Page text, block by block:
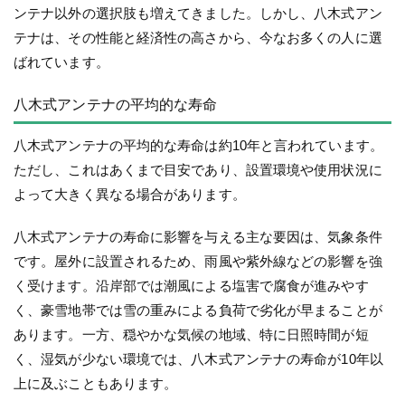
ンテナ以外の選択肢も増えてきました。しかし、八木式アン
テナは、その性能と経済性の高さから、今なお多くの人に選
ばれています。
八木式アンテナの平均的な寿命
八木式アンテナの平均的な寿命は約10年と言われています。
ただし、これはあくまで目安であり、設置環境や使用状況に
よって大きく異なる場合があります。
八木式アンテナの寿命に影響を与える主な要因は、気象条件
です。屋外に設置されるため、雨風や紫外線などの影響を強
く受けます。沿岸部では潮風による塩害で腐食が進みやす
く、豪雪地帯では雪の重みによる負荷で劣化が早まることが
あります。一方、穏やかな気候の地域、特に日照時間が短
く、湿気が少ない環境では、八木式アンテナの寿命が10年以
上に及ぶこともあります。